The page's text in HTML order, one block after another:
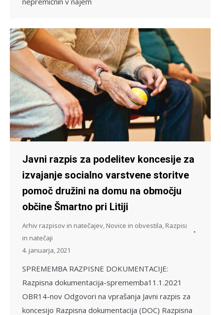
Javni razpis za podelitev koncesije za
izvajanje socialno varstvene storitve
pomoč družini na domu na območju
občine Šmartno pri Litiji
Arhiv razpisov in natečajev, Novice in obvestila, Razpisi
in natečaji
4. januarja, 2021
SPREMEMBA RAZPISNE DOKUMENTACIJE:
Razpisna dokumentacija-sprememba11.1.2021
OBR14-nov Odgovori na vprašanja Javni razpis za
koncesijo Razpisna dokumentacija (DOC) Razpisna